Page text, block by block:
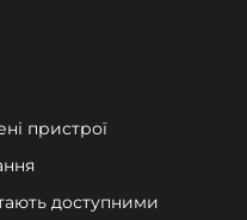
пристрої
доступними